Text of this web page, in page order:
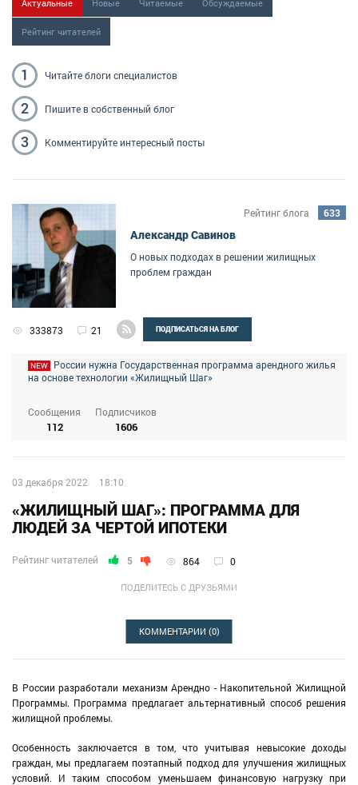
Актуальные Новые Читаемые Обсуждаемые
Рейтинг читателей
1 Читайте блоги специалистов
2 Пишитев собственный блог
3 Комментируйтеинтересный посты
Александр Савинов
О новых подходах в решении жилищных
проблем граждан
333873 21 ПОДПИСАТЬСЯ НА БЛОГ
Сообщения
112
Подписчиков
1606
NEW
России нужна Государственная программа арендного жилья
на основе технологии «Жилищный Шаг»
Рейтинг блога 633
03 декабря 2022 18:10
ПОДЕЛИТЕСЬ С ДРУЗЬЯМИ
«ЖИЛИЩНЫЙ ШАГ»: ПРОГРАММА ДЛЯ
ЛЮДЕЙ ЗА ЧЕРТОЙ ИПОТЕКИ
Рейтинг читателей 5 864 0
КОММЕНТАРИИ (0)
В России разработали механизм Арендно - Накопительной Жилищной
Программы. Программа предлагает альтернативный способ решения
жилищной проблемы.
Особенность заключается в том, что учитывая невысокие доходы
граждан, мы предлагаем поэтапный подход для улучшения жилищных
условий. И таким способом уменьшаем финансовую нагрузку при